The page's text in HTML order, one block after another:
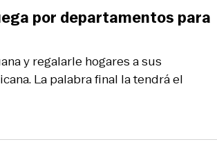
y regalarle hogares a sus
La palabra final la tendrá el
por departamentos para